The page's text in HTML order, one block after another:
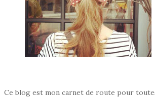
Ce blog est mon carnet de route pour